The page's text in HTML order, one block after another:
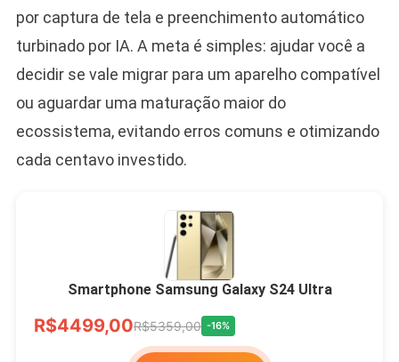
por captura de tela e preenchimento automático
turbinado por IA. A meta é simples: ajudar você a
decidir se vale migrar para um aparelho compatível
ou aguardar uma maturação maior do
ecossistema, evitando erros comuns e otimizando
cada centavo investido.
Smartphone Samsung Galaxy S24 Ultra
R$4499,00R$5359,00 -16%